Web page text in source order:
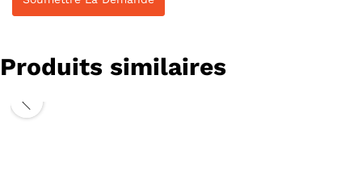
Produits similaires